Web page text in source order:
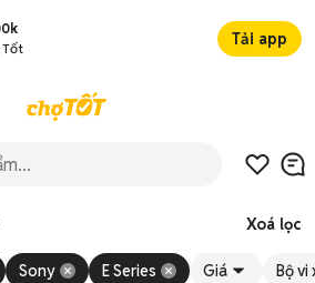
Tốt
Tải app
Xoá lọc
Sony E Series Giá Bộ vi